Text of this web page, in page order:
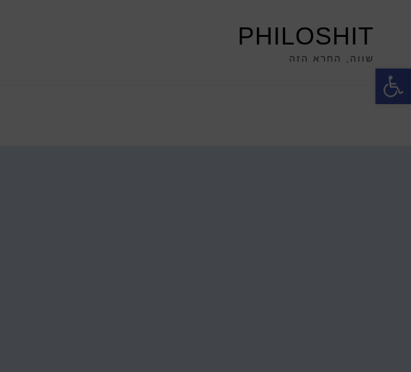
פתח סרגל נגישות
PHILOSHIT
שווה, החרא הזה